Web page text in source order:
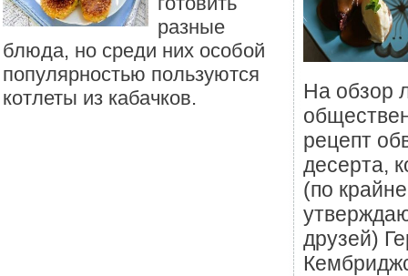
разные
блюда, но среди них особой
популярностью пользуются
котлеты из кабачков.
На обзор
рецепт
десерта,
(по
друзей)